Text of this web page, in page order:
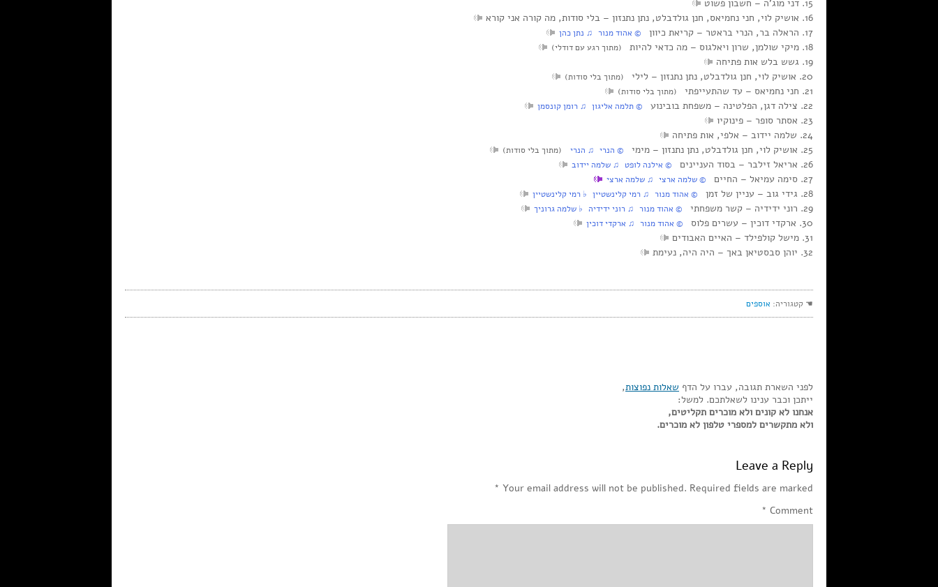
15. דני מוג’ה‏ – חשבון פשוט
16. אושיק לוי, חני נחמיאס, חנן גולדבלט, נתן נתנזון‏ – בלי סודות, מה קורה אני קורא
17. הראלה בר, הנרי בראטר‏ – קריאת כיוון
‏ © אהוד מנור‏ ♫ נתן כהן
18. מיקי שולמן, שרון ויאלגוס‏ – מה כדאי להיות (מתוך רגע עם דודלי)
19. גשש בלש אות פתיחה
20. אושיק לוי, חנן גולדבלט, נתן נתנזון‏ – לילי
(מתוך בלי סודות)
21. חני נחמיאס‏ – עד שהתעייפתי (מתוך בלי סודות)
22. צילה דגן, הפלטינה‏ – משפחת בובינוע ‏ © תלמה אליגון‏ ♫ רומן קונסמן
23. אסתר סופר‏ – פינוקיו
24. שלמה יידוב‏ – אלפי, אות פתיחה
25. אושיק לוי, חנן גולדבלט, נתן נתנזון‏ – מימי
‏ © הנרי‏ ♫ הנרי (מתוך בלי סודות)
26. אריאל זילבר‏ – בסוד העניינים ‏ © אילנה לופט‏ ♫ שלמה יידוב
27. סימה עמיאל‏ – החיים ‏ © שלמה ארצי‏ ♫ שלמה ארצי
28. גידי גוב‏ – עניין של זמן ‏ © אהוד מנור‏ ♫ רמי קלינשטיין‏ ♭ רמי קלינשטיין
29. רוני ידידיה‏ – קשר משפחתי ‏ © אהוד מנור‏ ♫ רוני ידידיה‏ ♭ שלמה גרוניך
30. ארקדי דוכין‏ – עשרים פלוס ‏ © אהוד מנור‏ ♫ ארקדי דוכין
31. מישל קולפילד‏ – האיים האבודים
32. יוהן סבסטיאן באך‏ – היה היה, נעימת
☚ קטגוריה: אוספים
לפני השארת תגובה, עברו על הדף שאלות נפוצות,
ייתכן וכבר ענינו לשאלתכם. למשל:
אנחנו לא קונים ולא מוכרים תקליטים,
ולא מתקשרים למספרי טלפון לא מוכרים.
Leave a Reply
Your email address will not be published. Required fields are marked
*
Comment
*